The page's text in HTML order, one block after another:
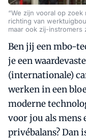
“We zijn vooral op
richting van
maar ook zij-instromers
Ben jij een mbo-
je een
(internationale)
werken in een
moderne
voor jou als mens
privébalans? Dan